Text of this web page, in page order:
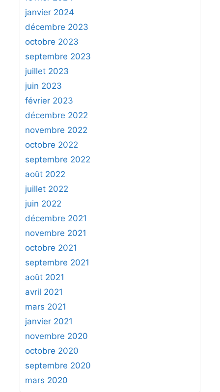
janvier 2024
décembre 2023
octobre 2023
septembre 2023
juillet 2023
juin 2023
février 2023
décembre 2022
novembre 2022
octobre 2022
septembre 2022
août 2022
juillet 2022
juin 2022
décembre 2021
novembre 2021
octobre 2021
septembre 2021
août 2021
avril 2021
mars 2021
janvier 2021
novembre 2020
octobre 2020
septembre 2020
mars 2020